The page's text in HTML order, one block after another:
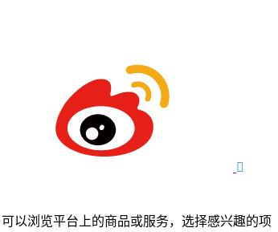

以浏览平台上的商品或服务，选择感兴趣的项